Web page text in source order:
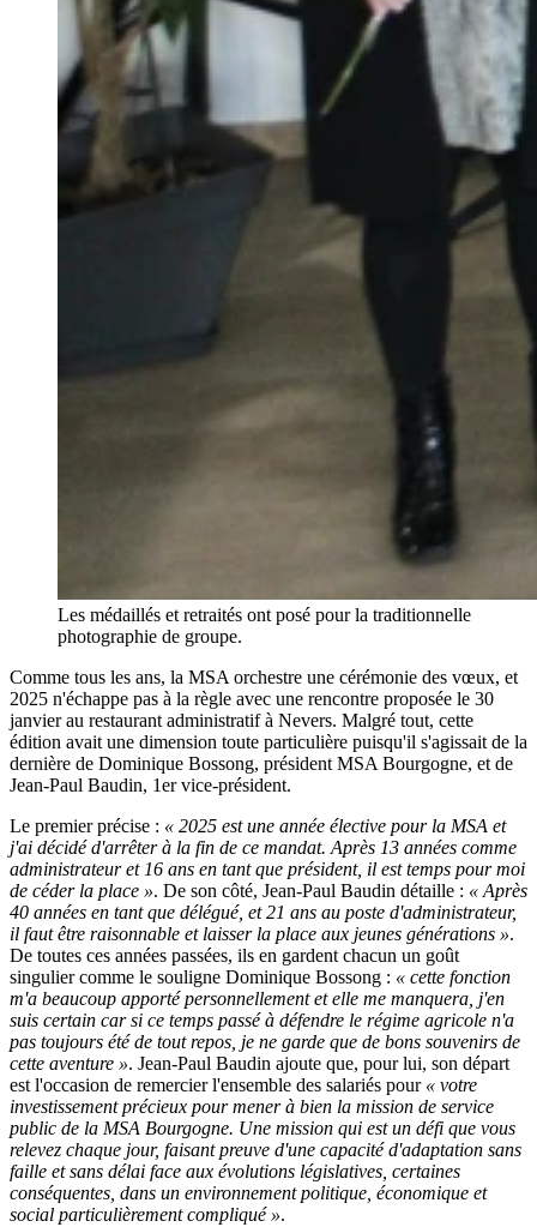
Les médaillés et retraités ont posé pour la traditionnelle
photographie de groupe.
Comme tous les ans, la MSA orchestre une cérémonie des vœux, et
2025 n'échappe pas à la règle avec une rencontre proposée le 30
janvier au restaurant administratif à Nevers. Malgré tout, cette
édition avait une dimension toute particulière puisqu'il s'agissait de la
dernière de Dominique Bossong, président MSA Bourgogne, et de
Jean-Paul Baudin, 1er vice-président.
Le premier précise : « 2025 est une année élective pour la MSA et
j'ai décidé d'arrêter à la fin de ce mandat. Après 13 années comme
administrateur et 16 ans en tant que président, il est temps pour moi
de céder la place ». De son côté, Jean-Paul Baudin détaille : « Après
40 années en tant que délégué, et 21 ans au poste d'administrateur,
il faut être raisonnable et laisser la place aux jeunes générations ».
De toutes ces années passées, ils en gardent chacun un goût
singulier comme le souligne Dominique Bossong : « cette fonction
m'a beaucoup apporté personnellement et elle me manquera, j'en
suis certain car si ce temps passé à défendre le régime agricole n'a
pas toujours été de tout repos, je ne garde que de bons souvenirs de
cette aventure ». Jean-Paul Baudin ajoute que, pour lui, son départ
est l'occasion de remercier l'ensemble des salariés pour « votre
investissement précieux pour mener à bien la mission de service
public de la MSA Bourgogne. Une mission qui est un défi que vous
relevez chaque jour, faisant preuve d'une capacité d'adaptation sans
faille et sans délai face aux évolutions législatives, certaines
conséquentes, dans un environnement politique, économique et
social particulièrement compliqué ».